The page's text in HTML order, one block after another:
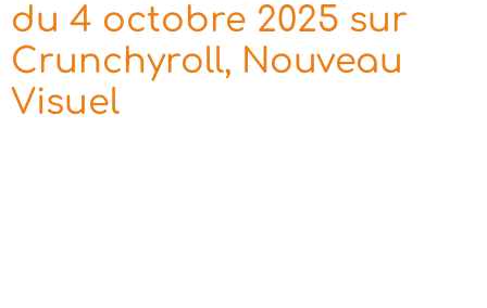
du 4 octobre 2025 sur
Crunchyroll, Nouveau
Visuel